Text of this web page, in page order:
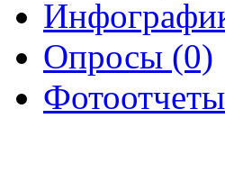
Опросы (0)